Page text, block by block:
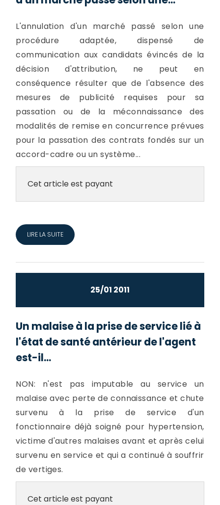
L'annulation d'un marché passé selon une
procédure adaptée, dispensé de
communication aux candidats évincés de la
décision d'attribution, ne peut en
conséquence résulter que de l'absence des
mesures de publicité requises pour sa
passation ou de la méconnaissance des
modalités de remise en concurrence prévues
pour la passation des contrats fondés sur un
accord-cadre ou un système...
Cet article est payant
LIRE LA SUITE
25/01 2011
Un malaise à la prise de service lié à
l'état de santé antérieur de l'agent
est-il...
NON: n'est pas imputable au service un
malaise avec perte de connaissance et chute
survenu à la prise de service d'un
fonctionnaire déjà soigné pour hypertension,
victime d'autres malaises avant et après celui
survenu en service et qui a continué à souffrir
de vertiges.
Cet article est payant